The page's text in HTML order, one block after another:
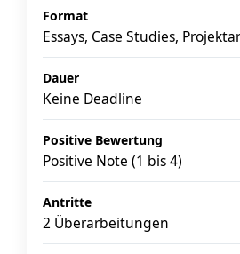
Format
Essays, Case Studies,
Dauer
Keine Deadline
Positive Bewertung
Positive Note (1 bis 4)
Antritte
2 Überarbeitungen